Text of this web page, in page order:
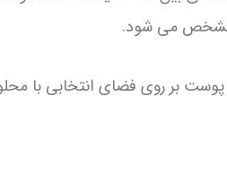
مشخص می شود.